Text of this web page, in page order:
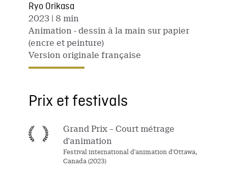
Ryo Orikasa
2023 | 8 min
Animation - dessin à la main sur papier
(encre et peinture)
Version originale française
Prix et festivals
Grand Prix – Court métrage
d'animation
Festival international d'animation d'Ottawa,
Canada (2023)